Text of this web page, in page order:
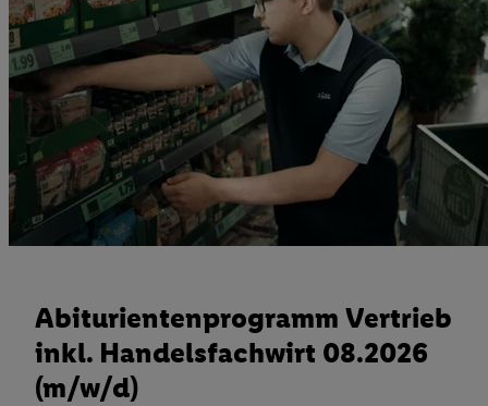
Abiturientenprogramm Vertrieb
inkl. Handelsfachwirt 08.2026
(m/w/d)